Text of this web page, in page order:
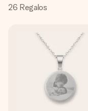
26 Regalos